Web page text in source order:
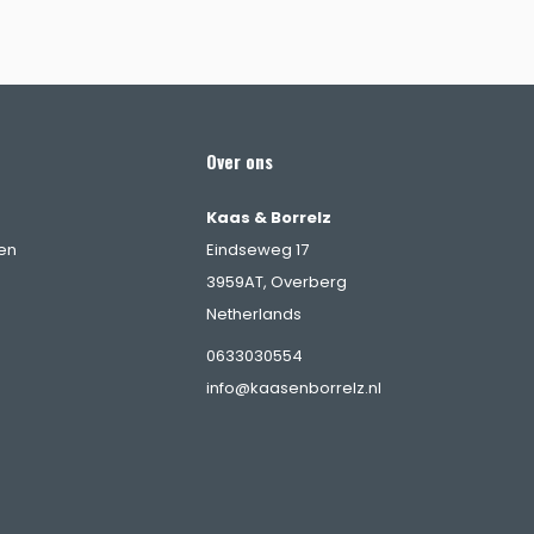
Over ons
Kaas & Borrelz
Eindseweg 17
3959AT, Overberg
Netherlands
0633030554
info@kaasenborrelz.nl